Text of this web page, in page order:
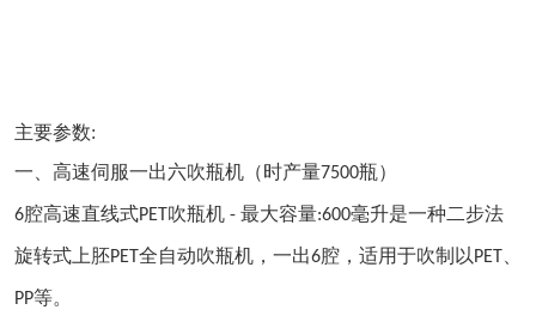
主要参数:
一、高速伺服一出六吹瓶机（时产量7500瓶）
6腔高速直线式PET 吹瓶机 - 最大容量:600毫升是一种二步法
旋转式上胚PET 全自动吹瓶机，一出6腔，适用于吹制以 PET
PP等。